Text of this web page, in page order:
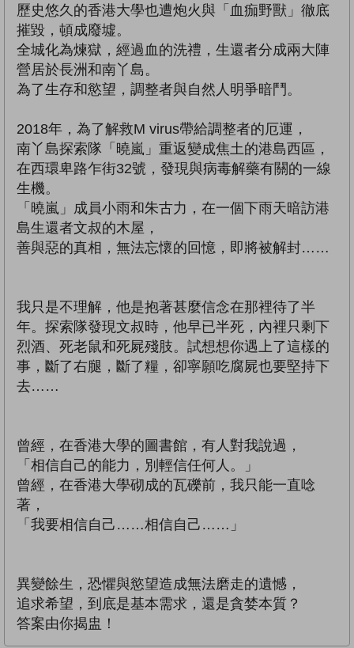
歷史悠久的香港大學也遭炮火與「血痂野獸」徹底
摧毀，頓成廢墟。
全城化為煉獄，經過血的洗禮，生還者分成兩大陣
營居於長洲和南丫島。
為了生存和慾望，調整者與自然人明爭暗鬥。
2018年，為了解救M virus帶給調整者的厄運，
南丫島探索隊「曉嵐」重返變成焦土的港島西區，
在西環卑路乍街32號，發現與病毒解藥有關的一線
生機。
「曉嵐」成員小雨和朱古力，在一個下雨天暗訪港
島生還者文叔的木屋，
善與惡的真相，無法忘懷的回憶，即將被解封……
我只是不理解，他是抱著甚麼信念在那裡待了半
年。探索隊發現文叔時，他早已半死，內裡只剩下
烈酒、死老鼠和死屍殘肢。試想想你遇上了這樣的
事，斷了右腿，斷了糧，卻寧願吃腐屍也要堅持下
去……
曾經，在香港大學的圖書館，有人對我說過，
「相信自己的能力，別輕信任何人。」
曾經，在香港大學砌成的瓦礫前，我只能一直唸
著，
「我要相信自己……相信自己……」
異變餘生，恐懼與慾望造成無法磨走的遺憾，
追求希望，到底是基本需求，還是貪婪本質？
答案由你揭盅！